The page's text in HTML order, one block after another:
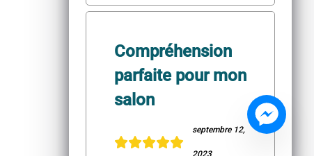
Compréhension
parfaite pour mon
salon
septembre 12,
2023